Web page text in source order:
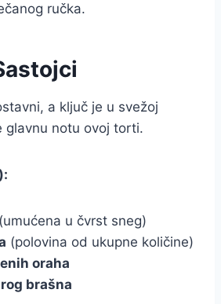
ručka.
a ključ je u svežoj
glavnu notu ovoj torti.
(umućena u čvrst sneg)
(polovina od ukupne količine)
oraha
brašna